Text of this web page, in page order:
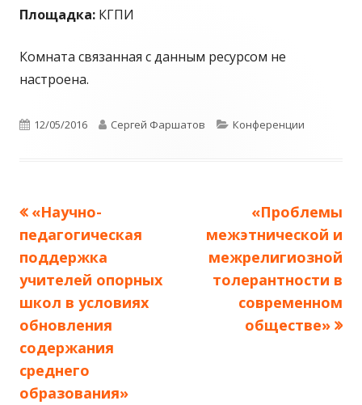
Площадка: КГПИ
Комната связанная с данным ресурсом не
настроена.
Опубликовано
12/05/2016 Автор
Сергей Фаршатов Рубрики
Конференции
Навигация
по
записям
Предыдущая
запись:
«Научно-
педагогическая
поддержка
учителей опорных
школ в условиях
обновления
содержания
среднего
образования»
Следующая
запись:
«Проблемы
межэтнической и
межрелигиозной
толерантности в
современном
обществе»